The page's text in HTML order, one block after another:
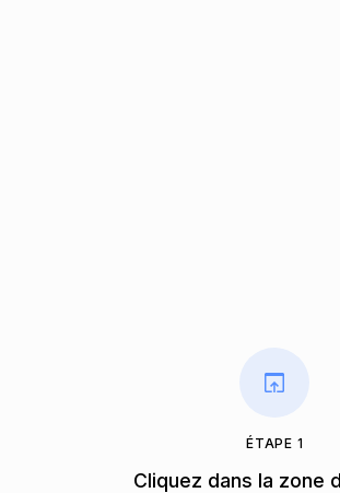
ÉTAPE 1
Cliquez dans la zone